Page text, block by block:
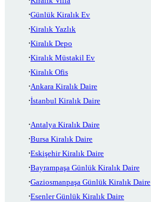
Günlük Kiralık Ev
Kiralık Yazlık
Kiralık Depo
Kiralık Müstakil Ev
Kiralık Ofis
Ankara Kiralık Daire
İstanbul Kiralık Daire
Antalya Kiralık Daire
Bursa Kiralık Daire
Eskişehir Kiralık Daire
Bayrampaşa Günlük Kiralık Daire
Gaziosmanpaşa Günlük Kiralık Daire
Esenler Günlük Kiralık Daire